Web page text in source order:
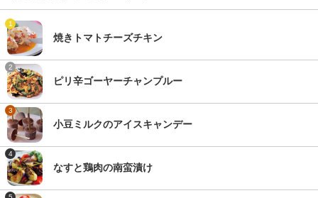
1
焼きトマトチーズチキン
2
ピリ辛ゴーヤーチャンプルー
3
小豆ミルクのアイスキャンデー
4
なすと鶏肉の南蛮漬け